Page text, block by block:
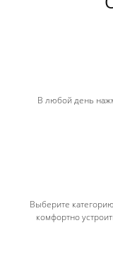
В любой день
Выберите
комфортно